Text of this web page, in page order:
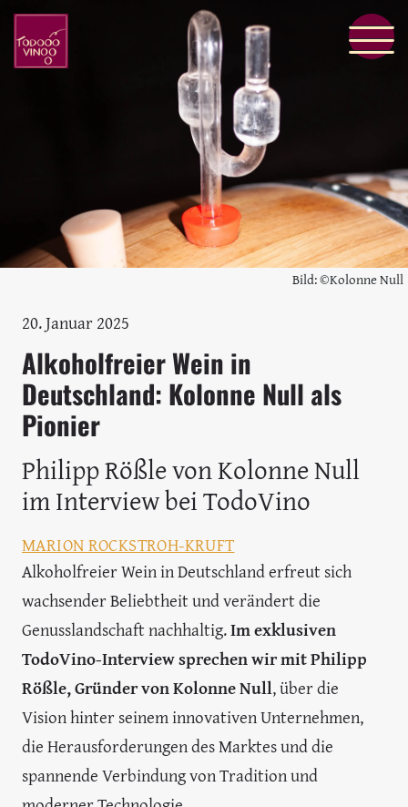
Bild: ©Kolonne Null
20. Januar 2025
Alkoholfreier Wein in
Deutschland: Kolonne Null als
Pionier
Philipp Rößle von Kolonne Null
im Interview bei TodoVino
MARION ROCKSTROH-KRUFT
Alkoholfreier Wein in Deutschland erfreut sich
wachsender Beliebtheit und verändert die
Genusslandschaft nachhaltig.Im exklusiven
TodoVino-Interview sprechen wir mit Philipp
Rößle, Gründer von Kolonne Null, über die
Vision hinter seinem innovativen Unternehmen,
die Herausforderungen des Marktes und die
spannende Verbindung von Tradition und